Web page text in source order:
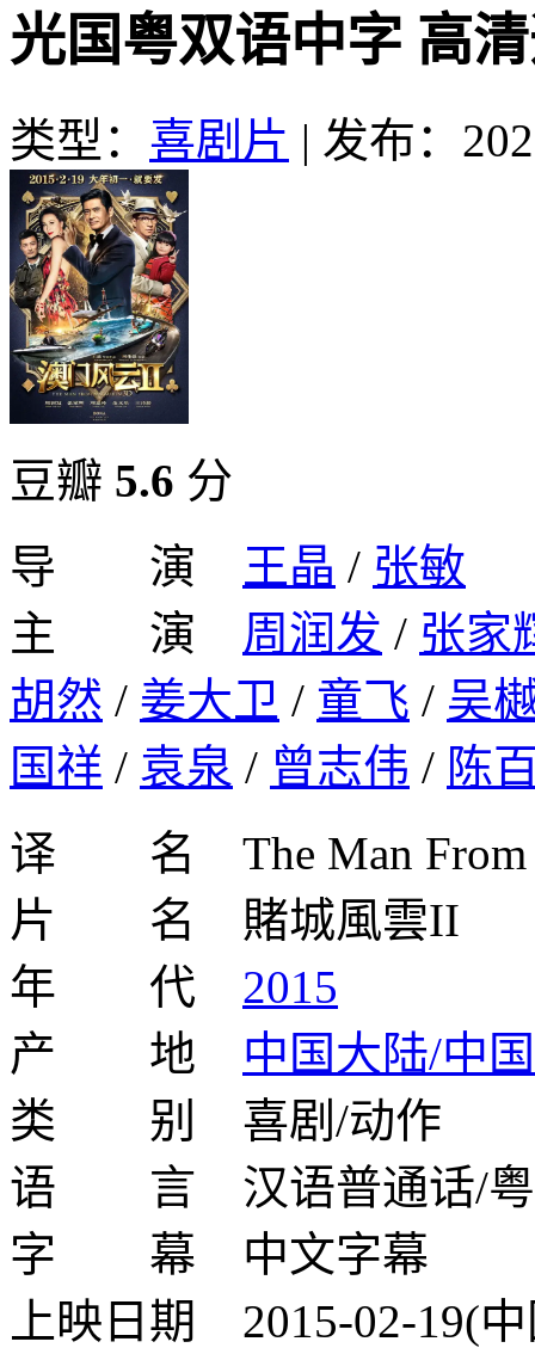
光国粤双语中字 高
类型： 喜剧片 | 发布：
豆瓣 5.6 分
导 演 王晶 / 张敏
主 演 周润发 / 张家
胡然 / 姜大卫 / 童飞 / 吴
国祥 / 袁泉 / 曾志伟 / 陈
译 名 The Man From
片 名 賭城風雲II
年 代 2015
产 地 中国大陆/中
类 别 喜剧/动作
语 言 汉语普通话/粤
字 幕 中文字幕
上映日期 2015-02-19(